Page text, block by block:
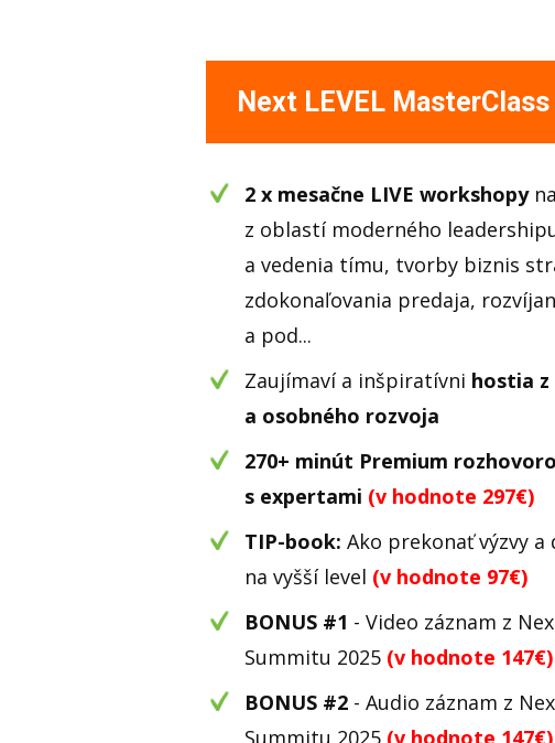
Next LEVEL
2 x mesačne LIVE workshopy
z oblastí moderného
a vedenia tímu, tvorby biznis
zdokonaľovania predaja,
a pod...
Zaujímaví a inšpiratívni hostia z
a osobného rozvoja
270+ minút Premium
s expertami (v hodnote 297€)
TIP-book: Ako prekonať výzvy a
na vyšší level (v hodnote 97€)
BONUS #1 - Video záznam z
Summitu 2025 (v hodnote 147€)
BONUS #2 - Audio záznam z
Summitu 2025 (v hodnote 147€)